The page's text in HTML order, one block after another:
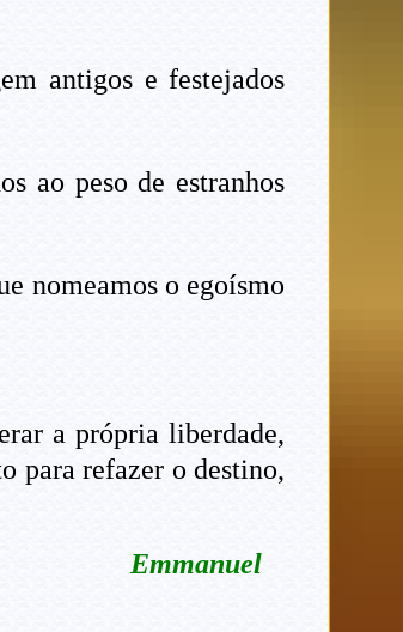
antigos e festejados
ao peso de estranhos
nomeamos o egoísmo
a própria liberdade,
para refazer o destino,
Emmanuel